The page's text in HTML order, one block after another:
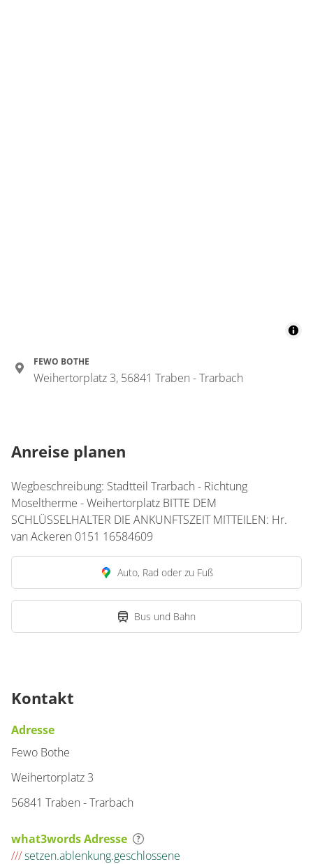
FEWO BOTHE
Weihertorplatz 3, 56841 Traben - Trarbach
Anreise planen
Wegbeschreibung: Stadtteil Trarbach - Richtung
Moseltherme - Weihertorplatz BITTE DEM
SCHLÜSSELHALTER DIE ANKUNFTSZEIT MITTEILEN: Hr.
van Ackeren 0151 16584609
Auto, Rad oder zu Fuß
Bus und Bahn
Kontakt
Adresse
Fewo Bothe
Weihertorplatz 3
56841 Traben - Trarbach
what3words Adresse
///setzen.ablenkung.geschlossene